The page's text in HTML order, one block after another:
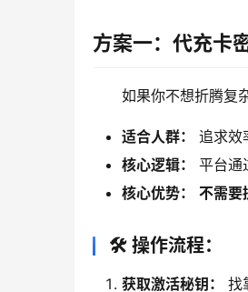
方案一：代充卡
如果你不想折腾复
适合人群：
追求效
核心逻辑：
平台通
核心优势：
不需要
🛠️ 操作流程：
获取激活秘钥： 找